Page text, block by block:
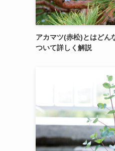
アカマツ(赤松)とはどん
ついて詳しく解説